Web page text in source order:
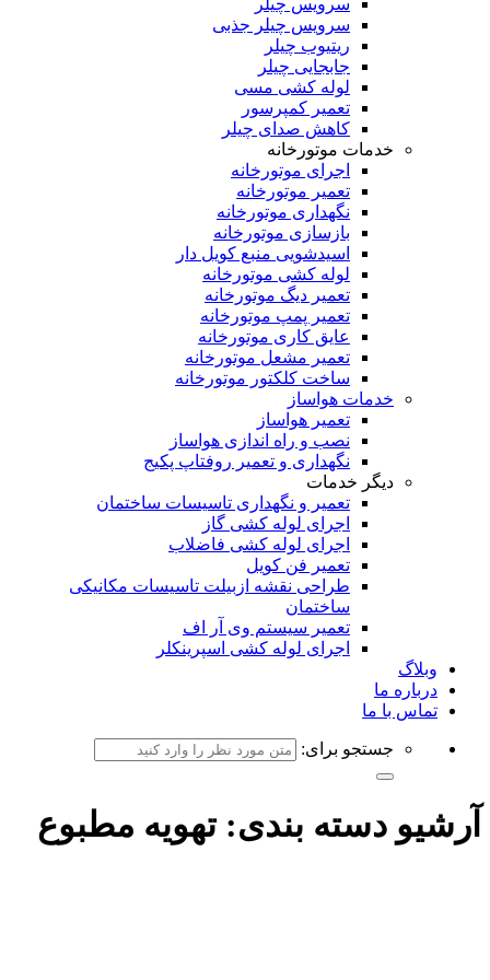
سرویس چیلر
سرویس چیلر جذبی
ریتیوب چیلر
جابجایی چیلر
لوله کشی مسی
تعمیر کمپرسور
کاهش صدای چیلر
خدمات موتورخانه
اجرای موتورخانه
تعمیر موتورخانه
نگهداری موتورخانه
بازسازی موتورخانه
اسیدشویی منبع کویل دار
لوله کشی موتورخانه
تعمیر دیگ موتورخانه
تعمیر پمپ موتورخانه
عایق کاری موتورخانه
تعمیر مشعل موتورخانه
ساخت کلکتور موتورخانه
خدمات هواساز
تعمیر هواساز
نصب و راه اندازی هواساز
نگهداری و تعمیر روفتاپ پکیج
دیگر خدمات
تعمیر و نگهداری تاسیسات ساختمان
اجرای لوله کشی گاز
اجرای لوله کشی فاضلاب
تعمیر فن کویل
طراحی نقشه ازبیلت تاسیسات مکانیکی
ساختمان
تعمیر سیستم وی آر اف
اجرای لوله کشی اسپرینکلر
وبلاگ
درباره ما
تماس با ما
جستجو برای:
آرشیو دسته بندی:تهویه مطبوع